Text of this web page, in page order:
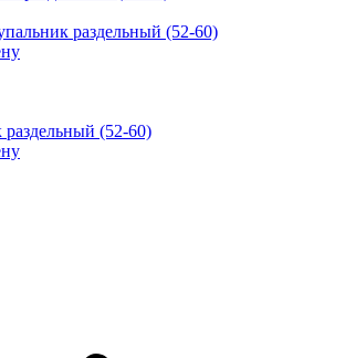
раздельный (52-60)
(52-60)